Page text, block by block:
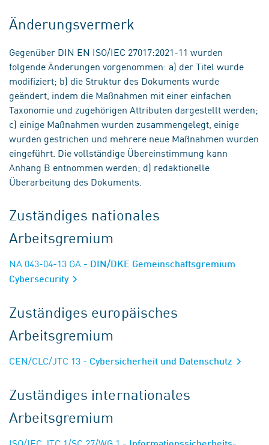
Änderungsvermerk
Gegenüber DIN EN ISO/IEC 27017:2021-11 wurden
folgende Änderungen vorgenommen: a) der Titel wurde
modifiziert; b) die Struktur des Dokuments wurde
geändert, indem die Maßnahmen mit einer einfachen
Taxonomie und zugehörigen Attributen dargestellt werden;
c) einige Maßnahmen wurden zusammengelegt, einige
wurden gestrichen und mehrere neue Maßnahmen wurden
eingeführt. Die vollständige Übereinstimmung kann
Anhang B entnommen werden; d) redaktionelle
Überarbeitung des Dokuments.
Zuständiges nationales
Arbeitsgremium
NA 043-04-13 GA - DIN/DKE Gemeinschaftsgremium
Cybersecurity
Zuständiges europäisches
Arbeitsgremium
CEN/CLC/JTC 13 - Cybersicherheit und Datenschutz
Zuständiges internationales
Arbeitsgremium